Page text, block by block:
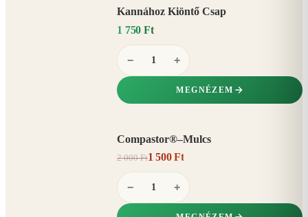
Kannához Kiöntő Csap
1 750 Ft
− +
MEGNÉZEM
Compastor®–Mulcs
2 000 Ft1 500 Ft
− +